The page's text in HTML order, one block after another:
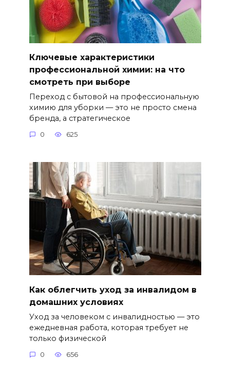
Ключевые характеристики
профессиональной химии: на что
смотреть при выборе
Переход с бытовой на профессиональную
химию для уборки — это не просто смена
бренда, а стратегическое
0 625
Как облегчить уход за инвалидом в
домашних условиях
Уход за человеком с инвалидностью — это
ежедневная работа, которая требует не
только физической
0 656